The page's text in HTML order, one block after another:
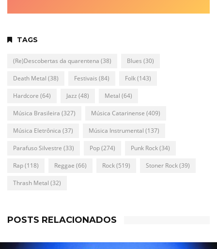
TAGS
(Re)Descobertas da quarentena (38) Blues (30)
Death Metal (38) Festivais (84) Folk(143)
Hardcore (64) Jazz (48) Metal (64)
Música Brasileira (327) Música Catarinense (409)
Música Eletrônica (37) Música Instrumental (137)
Parafuso Silvestre (33) Pop(274) Punk Rock(34)
Rap(118) Reggae (66) Rock(519) Stoner Rock(39)
Thrash Metal (32)
POSTS RELACIONADOS